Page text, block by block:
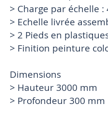
> Charge par échelle :
> Echelle livrée
> 2 Pieds en
> Finition peinture
Dimensions
> Hauteur 3000 mm
> Profondeur 300 mm